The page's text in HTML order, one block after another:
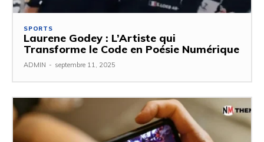
SPORTS
Laurene Godey : L’Artiste qui
Transforme le Code en Poésie Numérique
ADMIN - septembre 11, 2025